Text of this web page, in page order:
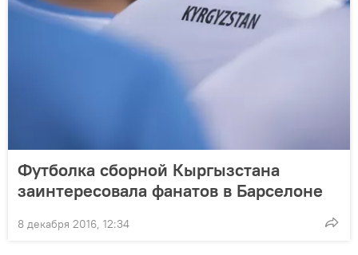
Футболка сборной Кыргызстана
заинтересовала фанатов в Барселоне
8 декабря 2016, 12:34